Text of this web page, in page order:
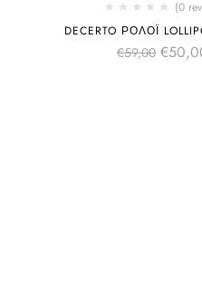
(0
DECERTO ΡΟΛΌΙ
€59,00 €